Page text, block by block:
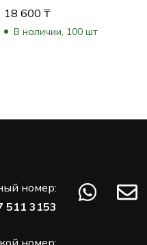
SAND 16QENG01A01
18 600₸
В наличии, 100 шт
номер:
511 3153